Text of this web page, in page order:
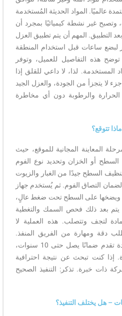
عالميًا. المواد الحديثة المُستخدمة
وتصبح غير نشطة كيميائيًا بمجرد أن
التطبيق. المهم أن يتم تطبيق العزل
لبضع ساعات قبل استخدام المنطقة
هذه التفاصيل للعميل، وتوفر
المستخدمة. لذا، لا داعي للقلق إذا
لا يتجزأ من الجودة، والعزل الجيد
والرطوبة دون أي مخاطرة
تتوقع؟
المعاينة المجانية للموقع، حيث
أو الخزان وتحديد نوع الفوم
السطح جيدًا من الغبار والزيوت
التصاق الفوم. ثم يُستخدم جهاز
على السطح تحت ضغط عالٍ،
يتم بعد ذلك فحص السمك والتغطية
لتجف وتتصلب. هذه العملية لا
دقة ومهارة من الفريق المنفذ.
معظم شركات عزل الفوم بجدة تقدم ضمانًا يصل حتى 10 سنوات،
إذا كنت تبحث عن نتيجة احترافية
ذات خبرة. تذكر: التنفيذ الصحيح
– هل يختلف التنفيذ؟